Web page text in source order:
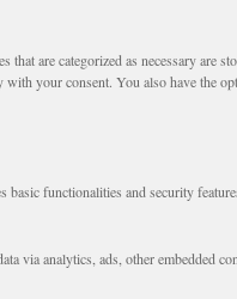
are categorized as necessary
your consent. You also have the
functionalities and security
analytics, ads, other embedded